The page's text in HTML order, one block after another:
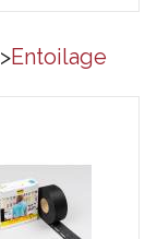
>Entoilage